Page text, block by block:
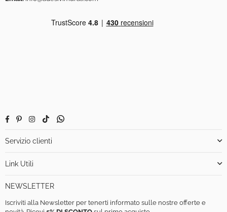
FacebookPinterestInstagram
TikTokWhatsapp
Servizio clienti
Link Utili
NEWSLETTER
Iscriviti alla Newsletter per tenerti informato sulle nostre offerte e